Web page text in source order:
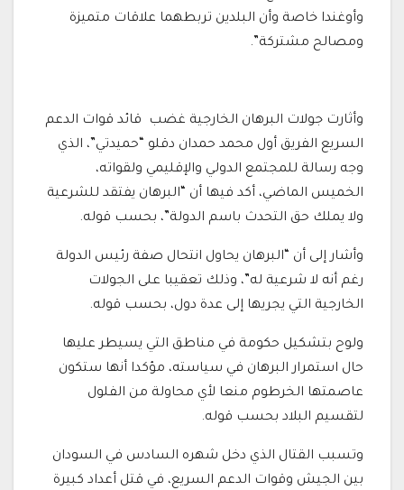
وأوغندا خاصة وأن البلدين تربطهما علاقات متميزة
ومصالح مشتركة”.
وأثارت جولات البرهان الخارجية غضب قائد قوات الدعم
السريع الفريق أول محمد حمدان دقلو “حميدتي”، الذي
وجه رسالة للمجتمع الدولي والإقليمي ولقواته،
الخميس الماضي، أكد فيها أن “البرهان يفتقد للشرعية
ولا يملك حق التحدث باسم الدولة”، بحسب قوله.
وأشار إلى أن “البرهان يحاول انتحال صفة رئيس الدولة
رغم أنه لا شرعية له”، وذلك تعقيبا على الجولات
الخارجية التي يجريها إلى عدة دول، بحسب قوله.
ولوح بتشكيل حكومة في مناطق التي يسيطر عليها
حال استمرار البرهان في سياسته، مؤكدا أنها ستكون
عاصمتها الخرطوم منعا لأي محاولة من الفلول
لتقسيم البلاد بحسب قوله.
وتسبب القتال الذي دخل شهره السادس في السودان
بين الجيش وقوات الدعم السريع، في قتل أعداد كبيرة